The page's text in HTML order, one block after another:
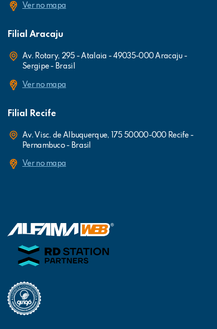
Ver no mapa
Filial Aracaju
Av. Rotary, 295 - Atalaia - 49035-000 Aracaju -
Sergipe - Brasil
Ver no mapa
Filial Recife
Av. Visc. de Albuquerque, 175 50000-000 Recife -
Pernambuco - Brasil
Ver no mapa